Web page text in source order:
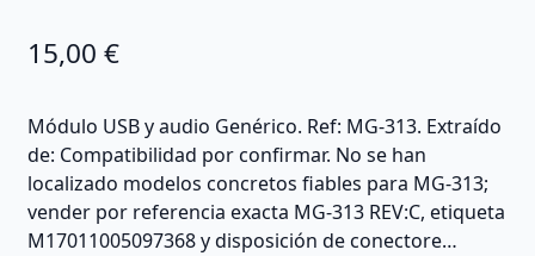
15,00 €
Módulo USB y audio Genérico. Ref: MG-313. Extraído
de: Compatibilidad por confirmar. No se han
localizado modelos concretos fiables para MG-313;
vender por referencia exacta MG-313 REV:C, etiqueta
M17011005097368 y disposición de conectore…